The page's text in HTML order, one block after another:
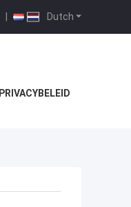
Dutch
|
PRIVACYBELEID